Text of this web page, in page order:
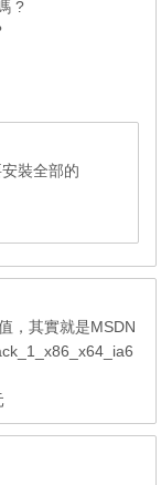
?
裝全部的
，其實就是MSDN